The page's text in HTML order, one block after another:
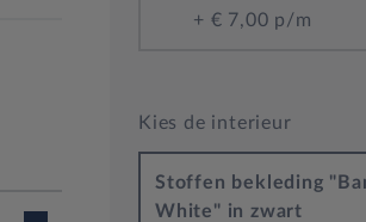
+
€ 7,00 p/m
Kies de interieur
Stoffen bekleding
White" in zwart